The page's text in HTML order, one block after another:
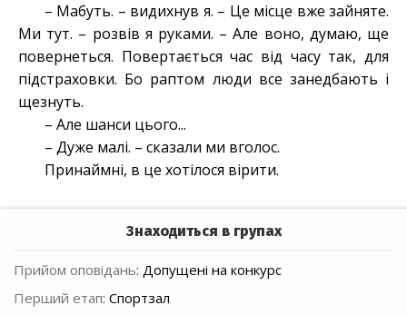
– Мабуть. – видихнув я. – Це місце вже зайняте.
Ми тут. – розвів я руками. – Але воно, думаю, ще
повернеться. Повертається час від часу так, для
підстраховки. Бо раптом люди все занедбають і
щезнуть.
– Але шанси цього...
– Дуже малі. – сказали ми вголос.
Принаймні, в це хотілося вірити.
Знаходиться в групах
Прийом оповідань: Допущені на конкурс
Перший етап: Спортзал